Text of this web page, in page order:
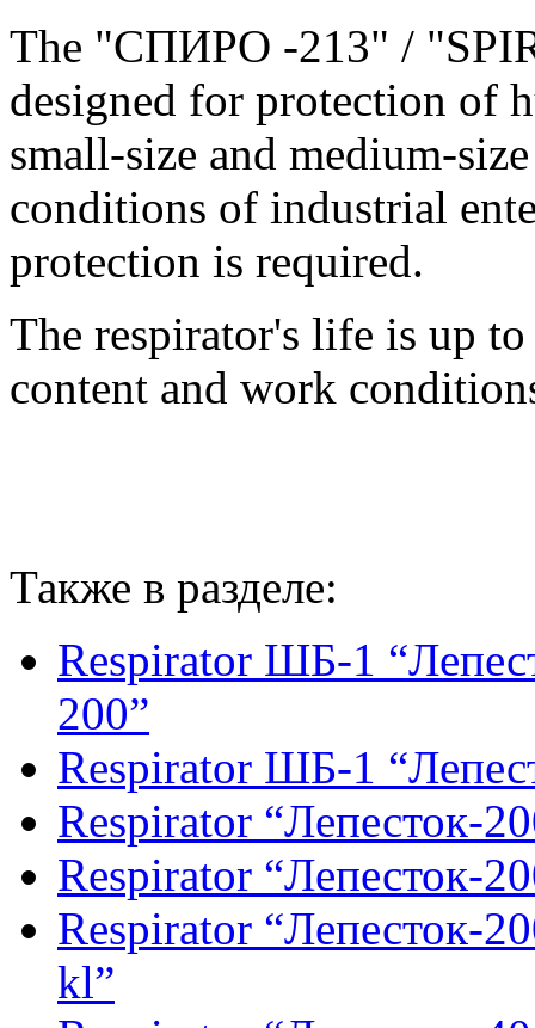
The "СПИРО -213" /
designed for protection of
small-size and medium-
conditions of industrial
protection is required.
The respirator's life is up
content and work
Также в разделе:
Respirator ШБ-1
200”
Respirator ШБ-1
Respirator “Лепесток-
Respirator “Лепесток-
Respirator “Лепесток-
kl”